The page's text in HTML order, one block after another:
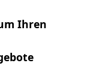
Ihren